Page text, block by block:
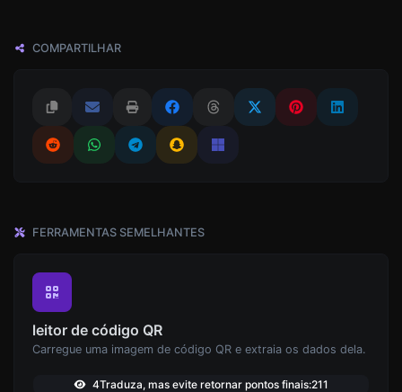
COMPARTILHAR
FERRAMENTAS SEMELHANTES
leitor de código QR
Carregue uma imagem de código QR e extraia os dados dela.
4Traduza, mas evite retornar pontos finais:211